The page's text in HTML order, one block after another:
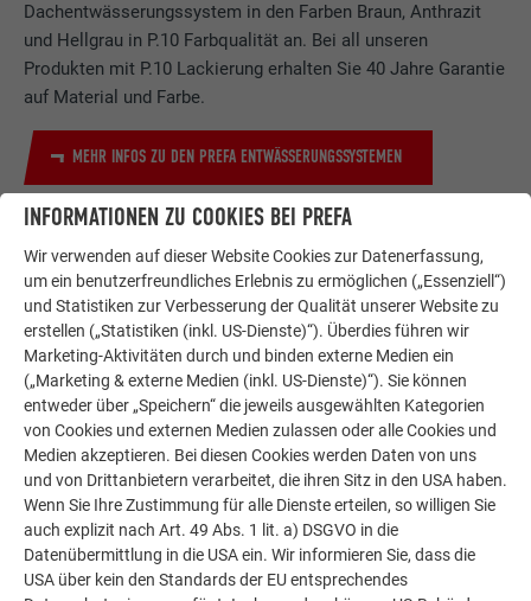
Dachentwässerungssystem in den Farben Braun, Anthrazit
und Hellgrau in P.10 Farbqualität an. Bei all unseren
Produkten mit P.10 Lackierung erhalten Sie 40 Jahre Garantie
auf Material und Farbe.
MEHR INFOS ZU DEN PREFA ENTWÄSSERUNGSSYSTEMEN
INFORMATIONEN ZU COOKIES BEI PREFA
Wir verwenden auf dieser Website Cookies zur Datenerfassung,
um ein benutzerfreundliches Erlebnis zu ermöglichen („Essenziell“)
und Statistiken zur Verbesserung der Qualität unserer Website zu
erstellen („Statistiken (inkl. US-Dienste)“). Überdies führen wir
Marketing-Aktivitäten durch und binden externe Medien ein
(„Marketing & externe Medien (inkl. US-Dienste)“). Sie können
entweder über „Speichern“ die jeweils ausgewählten Kategorien
von Cookies und externen Medien zulassen oder alle Cookies und
Medien akzeptieren. Bei diesen Cookies werden Daten von uns
und von Drittanbietern verarbeitet, die ihren Sitz in den USA haben.
Wenn Sie Ihre Zustimmung für alle Dienste erteilen, so willigen Sie
auch explizit nach Art. 49 Abs. 1 lit. a) DSGVO in die
Datenübermittlung in die USA ein. Wir informieren Sie, dass die
USA über kein den Standards der EU entsprechendes